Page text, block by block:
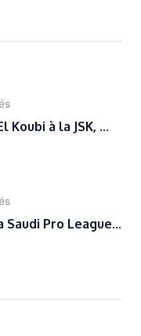
Koubi à la JSK, ...
Pro League...